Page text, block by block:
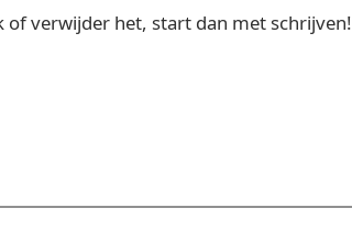
of verwijder het, start dan met schrijven!